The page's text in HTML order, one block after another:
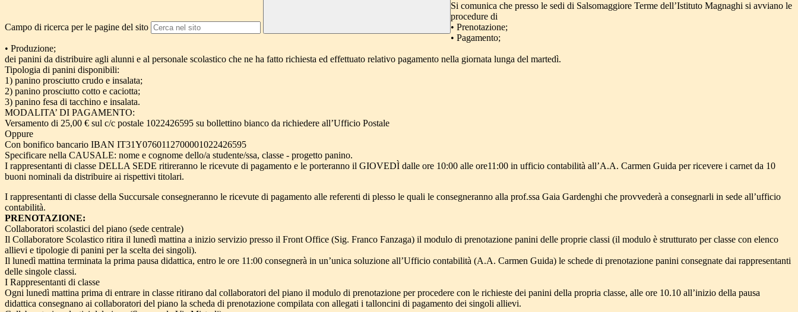
Campo di ricerca per le pagine del sito
Si comunica che presso le sedi di Salsomaggiore Terme dell’Istituto Magnaghi si avviano le
procedure di
• Prenotazione;
• Pagamento;
• Produzione;
dei panini da distribuire agli alunni e al personale scolastico che ne ha fatto richiesta ed effettuato relativo pagamento nella giornata lunga del martedì.
Tipologia di panini disponibili:
1) panino prosciutto crudo e insalata;
2) panino prosciutto cotto e caciotta;
3) panino fesa di tacchino e insalata.
MODALITA’ DI PAGAMENTO:
Versamento di 25,00 € sul c/c postale 1022426595 su bollettino bianco da richiedere all’Ufficio Postale
Oppure
Con bonifico bancario IBAN IT31Y0760112700001022426595
Specificare nella CAUSALE: nome e cognome dello/a studente/ssa, classe - progetto panino.
I rappresentanti di classe DELLA SEDE ritireranno le ricevute di pagamento e le porteranno il GIOVEDÌ dalle ore 10:00 alle ore11:00 in ufficio contabilità all’A.A. Carmen Guida per ricevere i carnet da 10
buoni nominali da distribuire ai rispettivi titolari.
I rappresentanti di classe della Succursale consegneranno le ricevute di pagamento alle referenti di plesso le quali le consegneranno alla prof.ssa Gaia Gardenghi che provvederà a consegnarli in sede all’ufficio
contabilità.
PRENOTAZIONE:
Collaboratori scolastici del piano (sede centrale)
Il Collaboratore Scolastico ritira il lunedì mattina a inizio servizio presso il Front Office (Sig. Franco Fanzaga) il modulo di prenotazione panini delle proprie classi (il modulo è strutturato per classe con elenco
allievi e tipologie di panini per la scelta dei singoli).
Il lunedì mattina terminata la prima pausa didattica, entro le ore 11:00 consegnerà in un’unica soluzione all’Ufficio contabilità (A.A. Carmen Guida) le schede di prenotazione panini consegnate dai rappresentanti
delle singole classi.
I Rappresentanti di classe
Ogni lunedì mattina prima di entrare in classe ritirano dal collaboratori del piano il modulo di prenotazione per procedere con le richieste dei panini della propria classe, alle ore 10.10 all’inizio della pausa
didattica consegnano ai collaboratori del piano la scheda di prenotazione compilata con allegati i talloncini di pagamento dei singoli allievi.